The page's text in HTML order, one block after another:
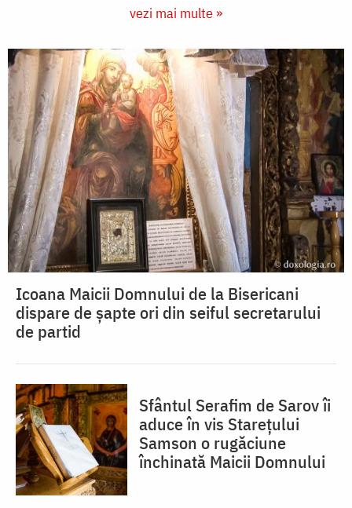
vezi mai multe »
Icoana Maicii Domnului de la Bisericani
dispare de șapte ori din seiful secretarului
de partid
Sfântul Serafim de Sarov îi
aduce în vis Starețului
Samson o rugăciune
închinată Maicii Domnului